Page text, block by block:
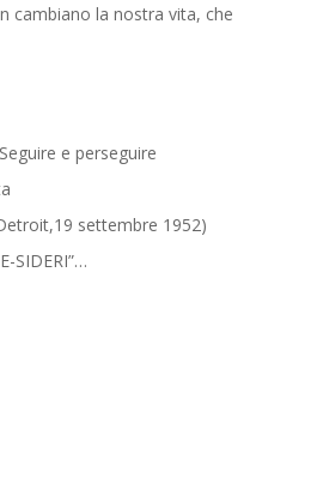
cambiano la nostra vita, che
e perseguire
settembre 1952)
SIDERI”…